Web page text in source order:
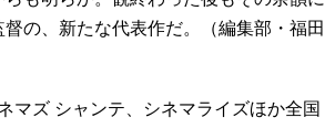
の、新たな代表作だ。（編集部・福田
マズ シャンテ、シネマライズほか全国